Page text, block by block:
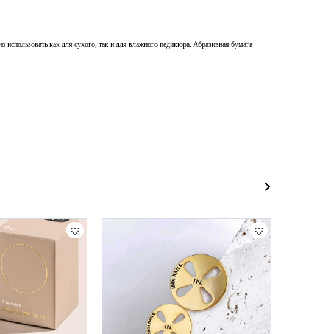
как для сухого, так и для влажного педикюра. Абразивная бумага